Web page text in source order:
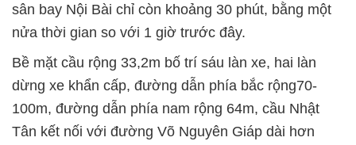
sân bay Nội Bài chỉ còn khoảng 30 phút, bằng một
nửa thời gian so với 1 giờ trước đây.
Bề mặt cầu rộng 33,2m bố trí sáu làn xe, hai làn
dừng xe khẩn cấp, đường dẫn phía bắc rộng70-
100m, đường dẫn phía nam rộng 64m, cầu Nhật
Tân kết nối với đường Võ Nguyên Giáp dài hơn